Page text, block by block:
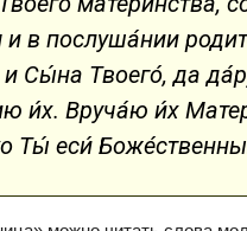
в послуша́нии
Сы́на Твоего́, да
и́х. Вруча́ю и́х
Ты́ еси́